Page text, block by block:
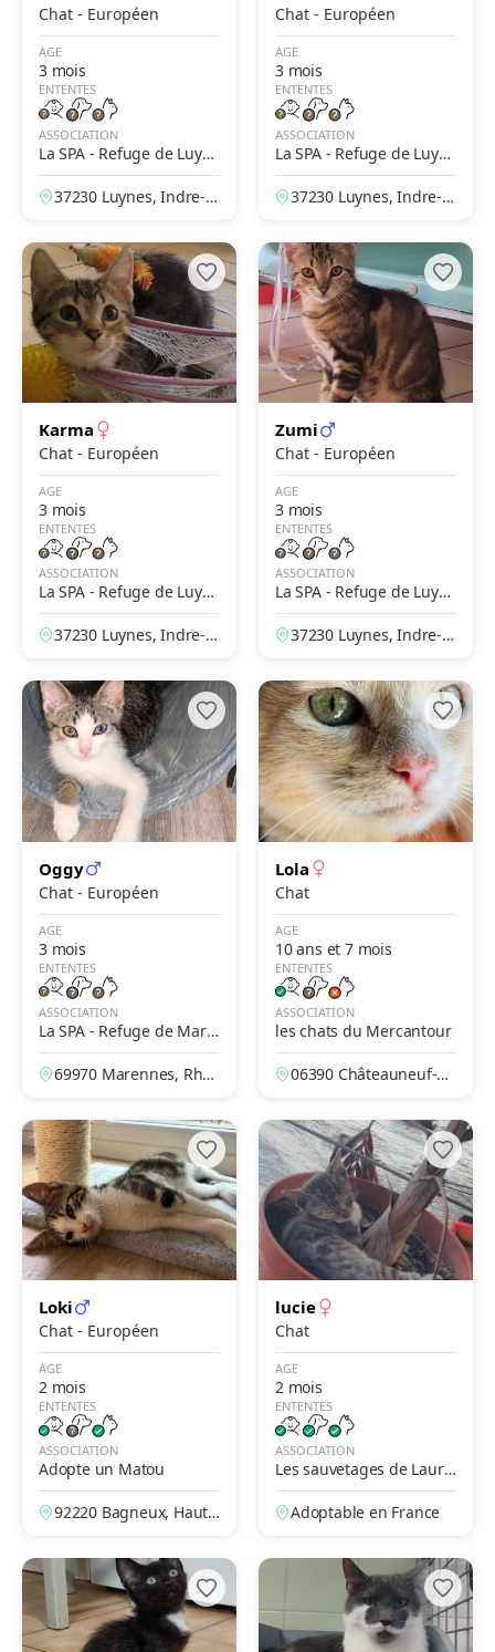
Chat - Européen
AGE
3 mois
ENTENTES
ASSOCIATION
La SPA - Refuge de Luyn
es – Tours
37230 Luynes, Indre-et
Chat - Européen
AGE
3 mois
ENTENTES
ASSOCIATION
La SPA - Refuge de Luyn
es – Tours
37230 Luynes, Indre-et
Karma
Chat - Européen
AGE
3 mois
ENTENTES
ASSOCIATION
La SPA - Refuge de Luyn
es – Tours
37230 Luynes, Indre-et
Zumi
Chat - Européen
AGE
3 mois
ENTENTES
ASSOCIATION
La SPA - Refuge de Luyn
es – Tours
37230 Luynes, Indre-et
Oggy
Chat - Européen
AGE
3 mois
ENTENTES
ASSOCIATION
La SPA - Refuge de Mare
nnes – Lyon
69970 Marennes, Rhô
Lola
Chat
AGE
10 ans et 7 mois
ENTENTES
ASSOCIATION
les chats du Mercantour
06390 Châteauneuf-Vil
es, France
Loki
Chat - Européen
AGE
2 mois
ENTENTES
ASSOCIATION
Adopte un Matou
92220 Bagneux, Hauts
lucie
Chat
AGE
2 mois
ENTENTES
ASSOCIATION
Les sauvetages de Laure
et Lina
Adoptable en France